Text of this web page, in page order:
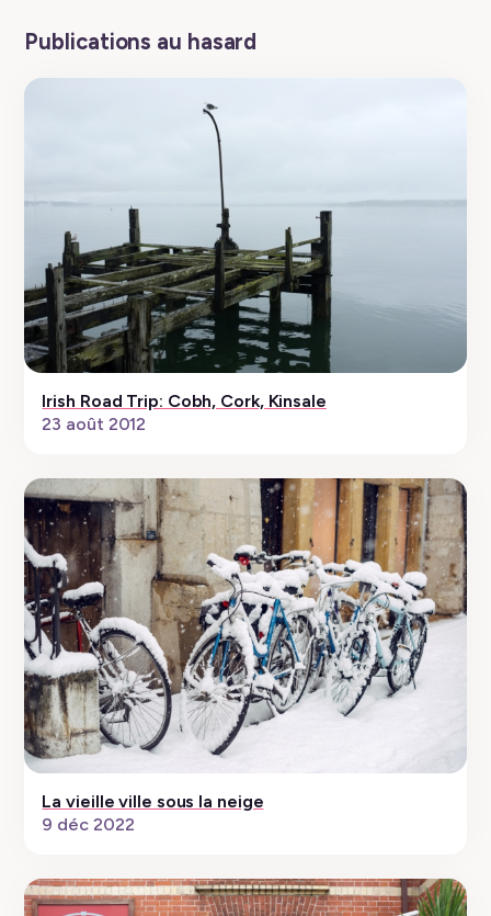
Publications au hasard
Irish Road Trip: Cobh, Cork, Kinsale
23 août 2012
La vieille ville sous la neige
9 déc 2022